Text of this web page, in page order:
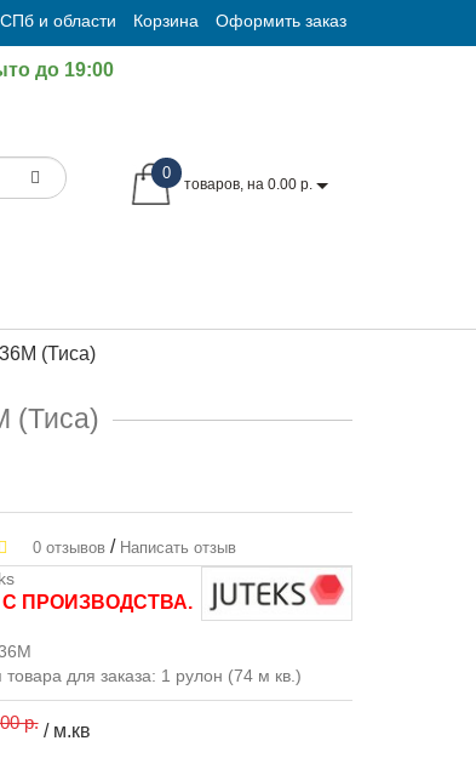
и области Корзина Оформить заказ
до 19:00
0
товаров, на 0.00 р.
(Тиса)
(Тиса)
0 отзывов / Написать отзыв
ПРОИЗВОДСТВА.
для заказа: 1 рулон (74 м кв.)
р./ м.кв